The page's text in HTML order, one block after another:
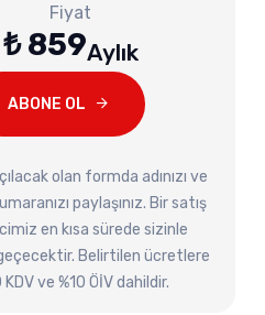
Fiyat
₺ 859Aylık
ABONE OL
olan formda adınızı ve
paylaşınız. Bir satış
en kısa sürede sizinle
Belirtilen ücretlere
KDV ve %10 ÖİV dahildir.